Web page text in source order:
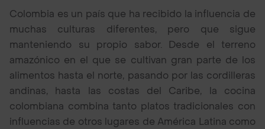
Colombia es un país que ha recibido la influencia de
muchas culturas diferentes, pero que sigue
manteniendo su propio sabor. Desde el terreno
amazónico en el que se cultivan gran parte de los
alimentos hasta el norte, pasando por las cordilleras
andinas, hasta las costas del Caribe, la cocina
colombiana combina tanto platos tradicionales con
influencias de otros lugares de América Latina como